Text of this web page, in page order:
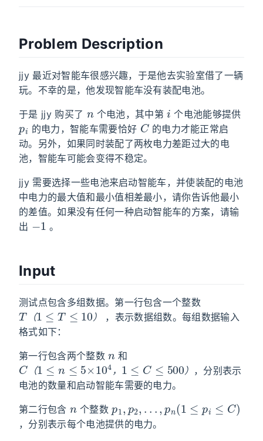
Problem Description
jjy 最近对智能车很感兴趣，于是他去实验室借了一辆
玩。不幸的是，他发现智能车没有装配电池。
于是 jjy 购买了 个电池，其中第 个电池能够提供
pi
的电力，智能车需要恰好
C
的电力才能正常启
动。另外，如果同时装配了两枚电力差距过大的电
池，智能车可能会变得不稳定。
jjy 需要选择一些电池来启动智能车，并使装配的电池
中电力的最大值和最小值相差最小，请你告诉他最小
的差值。如果没有任何一种启动智能车的方案，请输
出
−1
。
Input
测试点包含多组数据。第一行包含一个整数
（ ）
T（1≤T≤10）
，表示数据组数。每组数据输入
格式如下：
第一行包含两个整数 和
（ ， ）
C（1≤n≤5×104，1≤
，分别表示
电池的数量和启动智能车需要的电力。
第二行包含 个整数
，分别表示每个电池提供的电力。